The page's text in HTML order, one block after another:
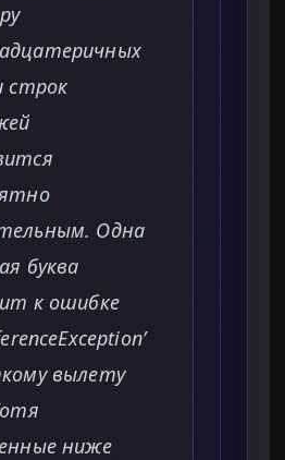
строк
Одна
буква
к ошибке
вылету
ниже